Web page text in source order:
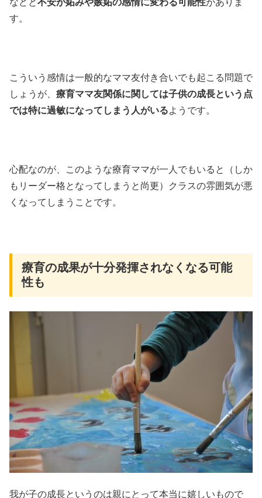
などと不安が妬みや嫉妬の感情に変わる可能性がありま
す。
こういう感情は一般的なママ友付き合いでも起こる問題で
しょうが、 療育ママ友関係に関しては子供の成長という点
では特に過敏になってしまう人がいるようです。
心配なのが、このような療育ママが一人でもいると（しか
もリーダー格となってしまうと尚更）クラスの雰囲気が悪
くなってしまうことです。
療育の成果が十分発揮されなくなる可能
性も
我が子の成長というのは親にとって本当に嬉しいもので